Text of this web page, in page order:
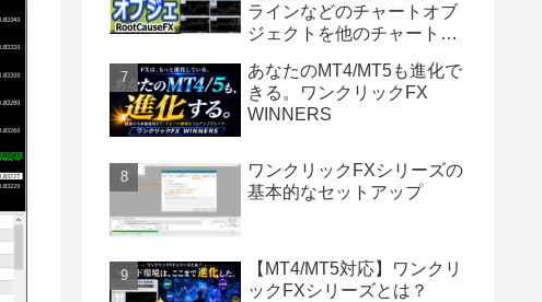
ラインなどのチャートオブ
ジェクトを他のチャートに
あなたのMT4/MT5も進化で
きる。ワンクリックFX
WINNERS
ワンクリックFXシリーズの
基本的なセットアップ
【MT4/MT5対応】ワンクリ
ックFXシリーズとは？